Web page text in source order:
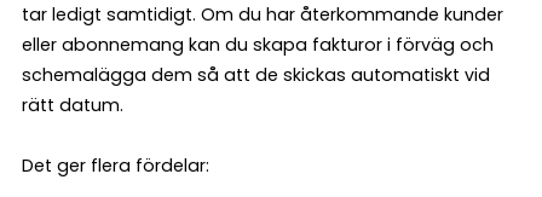
tar ledigt samtidigt. Om du har återkommande kunder
eller abonnemang kan du skapa fakturor i förväg och
schemalägga dem så att de skickas automatiskt vid
rätt datum.
Det ger flera fördelar: